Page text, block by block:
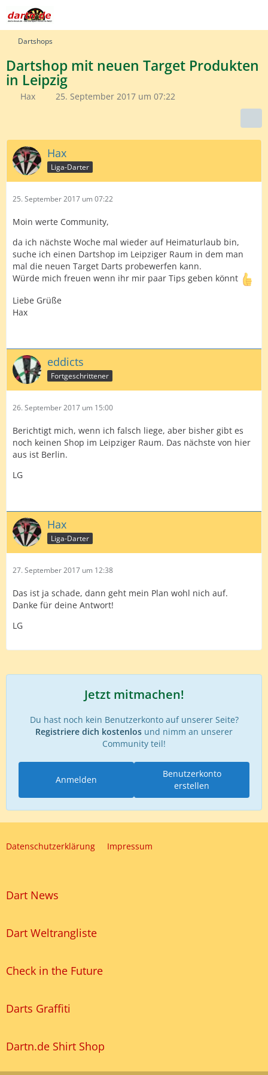
Dartshops
Dartshop mit neuen Target Produkten
in Leipzig
Hax 25. September 2017 um 07:22
Hax
Liga-Darter
25. September 2017 um 07:22
Moin werte Community,
da ich nächste Woche mal wieder auf Heimaturlaub bin,
suche ich einen Dartshop im Leipziger Raum in dem man
mal die neuen Target Darts probewerfen kann.
Würde mich freuen wenn ihr mir paar Tips geben könnt
Liebe Grüße
Hax
eddicts
Fortgeschrittener
26. September 2017 um 15:00
Berichtigt mich, wenn ich falsch liege, aber bisher gibt es
noch keinen Shop im Leipziger Raum. Das nächste von hier
aus ist Berlin.
LG
Hax
Liga-Darter
27. September 2017 um 12:38
Das ist ja schade, dann geht mein Plan wohl nich auf.
Danke für deine Antwort!
LG
Jetzt mitmachen!
Du hast noch kein Benutzerkonto auf unserer Seite?
Registriere dich kostenlos und nimm an unserer
Community teil!
Benutzerkonto
erstellen
Anmelden
Datenschutzerklärung Impressum
Dart News
Dart Weltrangliste
Check in the Future
Darts Graffiti
Dartn.de Shirt Shop